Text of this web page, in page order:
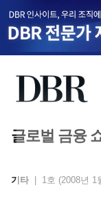
글로벌 금융
기타 1호 (2008년 1